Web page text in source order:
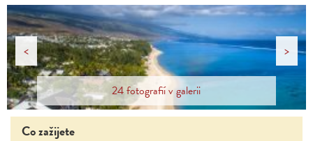
< >
24 fotografií v galerii
Co zažijete